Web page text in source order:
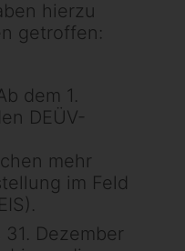
hierzu
getroffen:
dem 1.
DEÜV-
mehr
im Feld
Dezember